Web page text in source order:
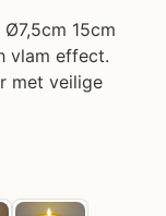
15cm
vlam effect.
met veilige